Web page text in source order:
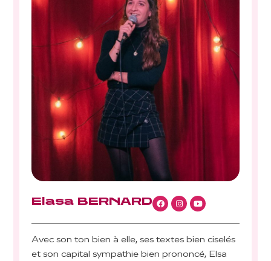
Elasa BERNARD
Avec son ton bien à elle, ses textes bien ciselés
et son capital sympathie bien prononcé, Elsa